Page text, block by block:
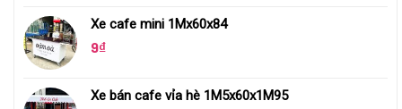
Xe cafe mini 1Mx60x84
9₫
Xe bán cafe vỉa hè 1M5x60x1M95